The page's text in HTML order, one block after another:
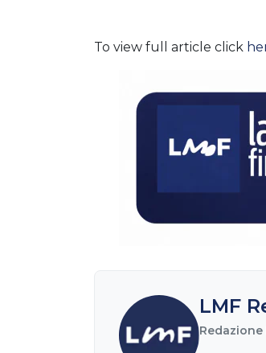
To view full article click
LMF